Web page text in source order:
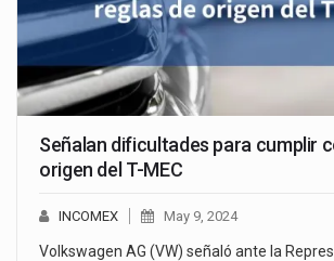
Señalan dificultades para cumplir
origen del T-MEC
INCOMEX May 9, 2024
Volkswagen AG (VW) señaló ante la